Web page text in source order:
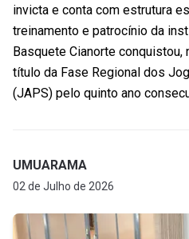
invicta e conta com estrutura
treinamento e patrocínio da
Basquete Cianorte conquistou,
título da Fase Regional dos
(JAPS) pelo quinto ano
UMUARAMA
02 de Julho de 2026